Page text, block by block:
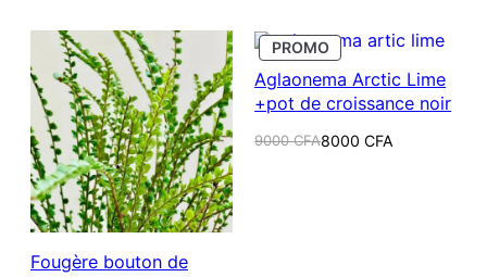
Fougère bouton de
PROMOPRODUIT
EN
PROMOTION
Aglaonema Arctic Lime
+pot de croissance noir
9000CFA
Le
8000CFA
Le